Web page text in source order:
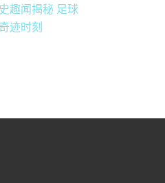
趣闻揭秘 足球
迹时刻